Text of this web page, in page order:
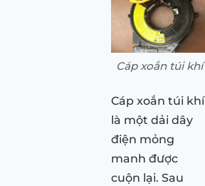
Cáp xoắn túi khí
Cáp xoắn túi khí
là một dải dây
điện mỏng
manh được
cuộn lại. Sau